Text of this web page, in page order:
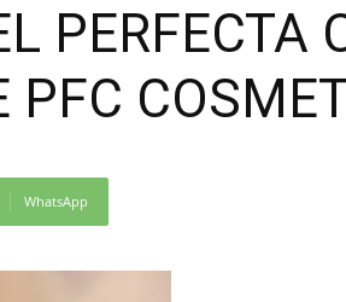
Moda
PERFECTA
PFC
WhatsApp